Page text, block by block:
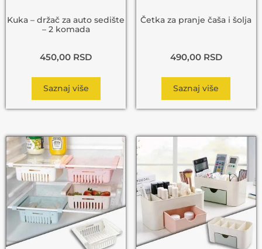
Kuka – držač za auto sedište
– 2 komada
450,00 RSD
Saznaj više
Četka za pranje čaša i šolja
490,00 RSD
Saznaj više